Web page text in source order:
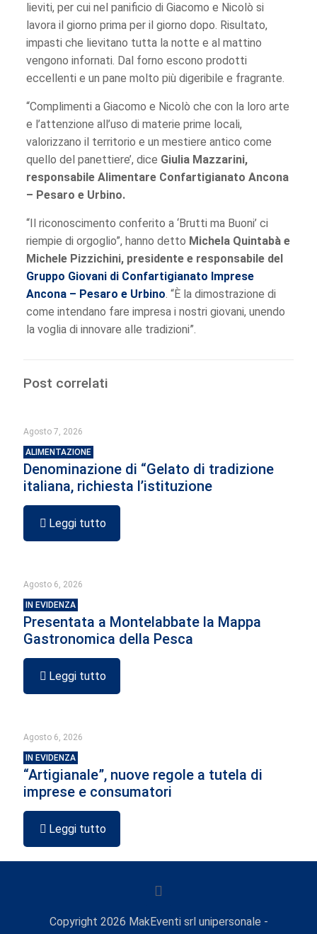
lieviti, per cui nel panificio di Giacomo e Nicolò si
lavora il giorno prima per il giorno dopo. Risultato,
impasti che lievitano tutta la notte e al mattino
vengono infornati. Dal forno escono prodotti
eccellenti e un pane molto più digeribile e fragrante.
“Complimenti a Giacomo e Nicolò che con la loro arte
e l’attenzione all’uso di materie prime locali,
valorizzano il territorio e un mestiere antico come
quello del panettiere’, dice Giulia Mazzarini,
responsabile Alimentare Confartigianato Ancona
– Pesaro e Urbino.
“Il riconoscimento conferito a ‘Brutti ma Buoni’ ci
riempie di orgoglio”, hanno detto Michela Quintabà e
Michele Pizzichini, presidente e responsabile del
Gruppo Giovani di Confartigianato Imprese
Ancona – Pesaro e Urbino. “È la dimostrazione di
come intendano fare impresa i nostri giovani, unendo
la voglia di innovare alle tradizioni”.
Post correlati
Agosto 7, 2026
ALIMENTAZIONE
Denominazione di “Gelato di tradizione
italiana, richiesta l’istituzione
Leggi tutto
Agosto 6, 2026
IN EVIDENZA
Presentata a Montelabbate la Mappa
Gastronomica della Pesca
Leggi tutto
Agosto 6, 2026
IN EVIDENZA
“Artigianale”, nuove regole a tutela di
imprese e consumatori
Leggi tutto
Copyright 2026 MakEventi srl unipersonale -